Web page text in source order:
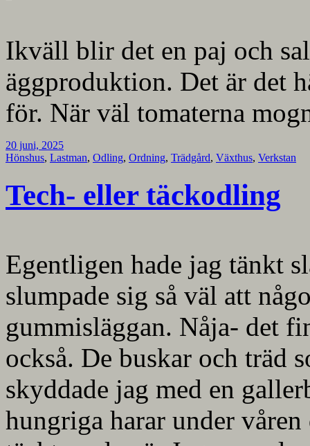
Ikväll blir det en paj och
äggproduktion. Det är det
för. När väl tomaterna
20 juni, 2025
Hönshus, Lastman, Odling, Ordning, Trädgård, Växthus, Verkstan
Tech- eller täckodling
Egentligen hade jag tänkt
slumpade sig så väl att
gummisläggan. Nåja- det
också. De buskar och träd
skyddade jag med en
hungriga harar under